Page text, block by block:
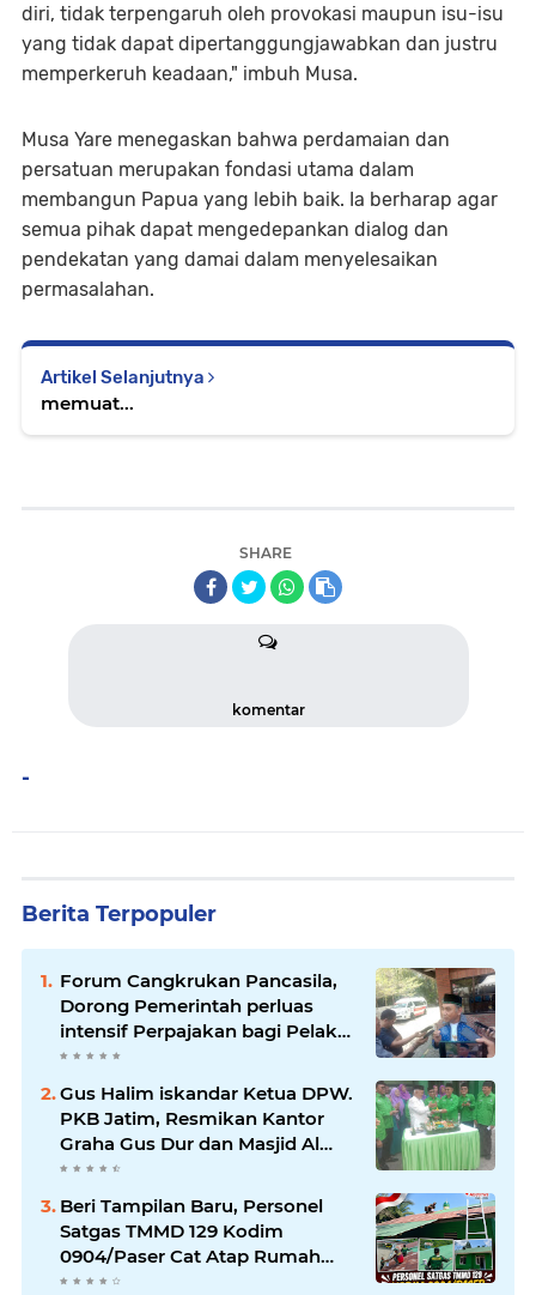
diri, tidak terpengaruh oleh provokasi maupun isu-isu
yang tidak dapat dipertanggungjawabkan dan justru
memperkeruh keadaan," imbuh Musa.
Musa Yare menegaskan bahwa perdamaian dan
persatuan merupakan fondasi utama dalam
membangun Papua yang lebih baik. Ia berharap agar
semua pihak dapat mengedepankan dialog dan
pendekatan yang damai dalam menyelesaikan
permasalahan.
Artikel Selanjutnya
memuat...
SHARE
komentar
-
Berita Terpopuler
Forum Cangkrukan Pancasila,
Dorong Pemerintah perluas
intensif Perpajakan bagi Pelaku
Usaha UMKM.
Gus Halim iskandar Ketua DPW.
PKB Jatim, Resmikan Kantor
Graha Gus Dur dan Masjid Al
Iskandariyah, dorong Jadi Pusat
Pelayanan Warga dan Dakwah
Umat.
Beri Tampilan Baru, Personel
Satgas TMMD 129 Kodim
0904/Paser Cat Atap Rumah
Marbot